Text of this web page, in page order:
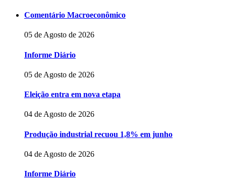
Comentário Macroeconômico
05 de Agosto de 2026
Informe Diário
05 de Agosto de 2026
Eleição entra em nova etapa
04 de Agosto de 2026
Produção industrial recuou 1,8% em junho
04 de Agosto de 2026
Informe Diário